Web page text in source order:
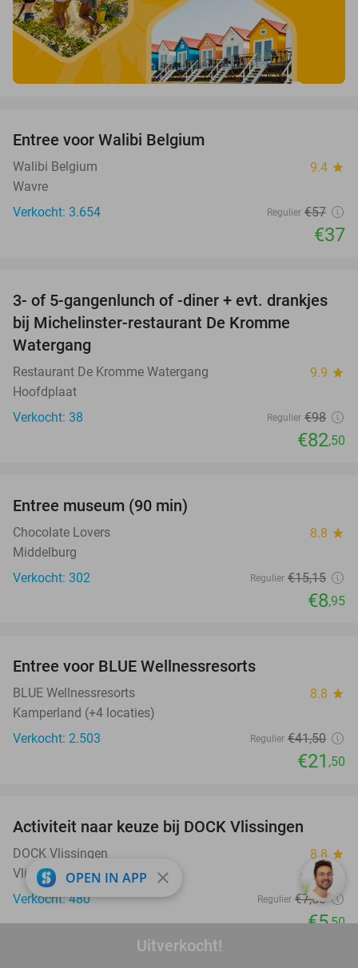
Uitverkocht!
Entree voor Walibi Belgium
Walibi Belgium 9.4 star
Wavre
Verkocht: 3.654
Regulier €57
€37
16%
3- of 5-gangenlunch of -diner + evt. drankjes
bij Michelinster-restaurant De Kromme
Watergang
Restaurant De Kromme Watergang 9.9 star
Hoofdplaat
Verkocht: 38
Regulier €98
€82,50
Entree museum (90 min)
Chocolate Lovers 8.8 star
Middelburg
Verkocht: 302
Regulier €15,15
€8,95
Entree voor BLUE Wellnessresorts
BLUE Wellnessresorts 8.8 star
Kamperland (+4 locaties)
Verkocht: 2.503
Regulier €41,50
€21 ,50
Activiteit naar keuze bij DOCK Vlissingen
DOCK Vlissingen 8.8 star
Vlissingen
Verkocht: 480
Regulier €7,50
€5,50
OPEN IN APP close